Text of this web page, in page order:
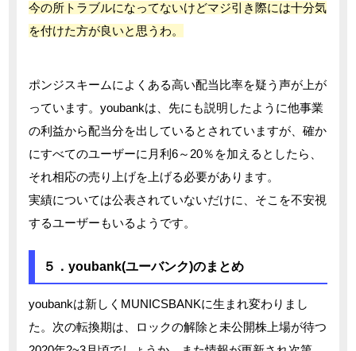
今の所トラブルになってないけどマジ引き際には十分気
を付けた方が良いと思うわ。
ポンジスキームによくある高い配当比率を疑う声が上が
っています。youbankは、先にも説明したように他事業
の利益から配当分を出しているとされていますが、確か
にすべてのユーザーに月利6～20％を加えるとしたら、
それ相応の売り上げを上げる必要があります。
実績については公表されていないだけに、そこを不安視
するユーザーもいるようです。
５．youbank(ユーバンク)のまとめ
youbankは新しくMUNICSBANKに生まれ変わりまし
た。次の転換期は、ロックの解除と未公開株上場が待つ